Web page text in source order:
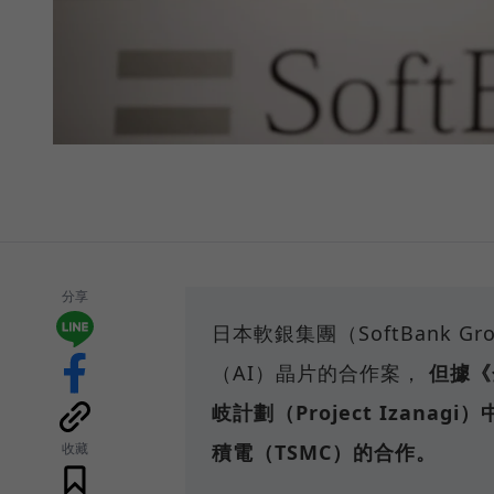
分享
收藏
日本軟銀集團（SoftBank
（AI）晶片的合作案， 但據
岐計劃（Project Izanagi）
積電（TSMC）的合作。